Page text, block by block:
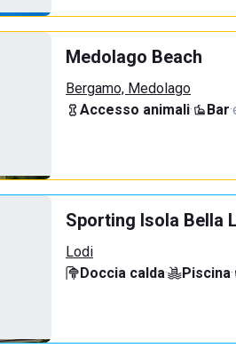
Medolago Beach
Bergamo, Medolago
Accesso animali· Bar·
Sporting Isola Bella
Lodi
Doccia calda· Piscina·